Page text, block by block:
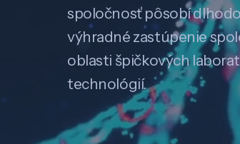
spoločnosť pôsobí
výhradné zastúpenie
oblasti špičkových
technológií.